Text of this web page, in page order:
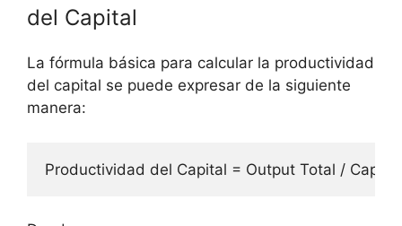
del Capital
La fórmula básica para calcular la productividad
del capital se puede expresar de la siguiente
manera: